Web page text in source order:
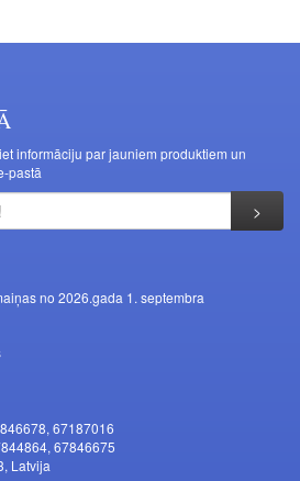
informāciju par jauniem produktiem un
pastā
no 2026.gada 1. septembra
67187016
67846675
Latvija